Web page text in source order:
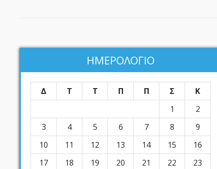
ΗΜΕΡΟΛΟΓΙΟ
Δ Τ Τ Π Π Σ
Κ
1
2
3
4 5 6 7 8
9
10
11 12 13 14 15
16
17
18 19 20 21 22
23